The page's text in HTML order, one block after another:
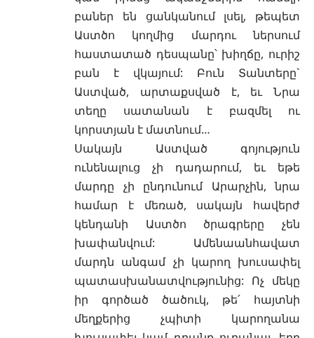
բաներ են ցանկանում լսել, թեպետ
Աստծո կողմից մարդու ներսում
հաստատած դեսպանը՝ խիղճը, ուրիշ
բան է վկայում: Բուն Տանտերը`
Աստված, արտաքսված է, եւ Նրա
տեղը սատանան է բազմել ու
կորստյան է մատնում…
Սակայն Աստված գոյություն
ունենալուց չի դադարում, եւ եթե
մարդը չի ընդունում Արարչին, նրա
համար է մեռած, սակայն հավերժ
կենդանի Աստծո ծրագրերը չեն
խափանվում: Ամենաանհավատ
մարդն անգամ չի կարող խուսափել
պատասխանատվությունից: Ոչ մեկը
իր գործած ծածուկ, թե՛ հայտնի
մեղքերից չպիտի կարողանա